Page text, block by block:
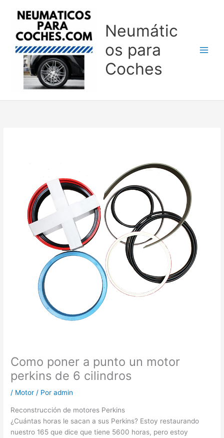
Neumátic
os para
Coches
Como poner a punto un motor
perkins de 6 cilindros
/ Motor / Poradmin
Reconstrucción de motores Perkins
¿Cuántas horas le sacan a sus Perkins? Estoy restaurando
nuestro 165 que dice que tiene 5600 horas, pero estoy